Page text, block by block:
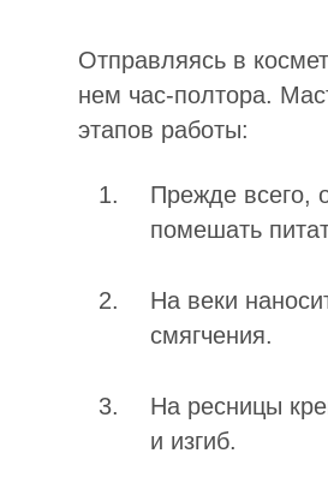
Отправляясь в
нем час-полтора.
этапов работы:
Прежде всего,
помешать
На веки
смягчения.
На ресницы
и изгиб.